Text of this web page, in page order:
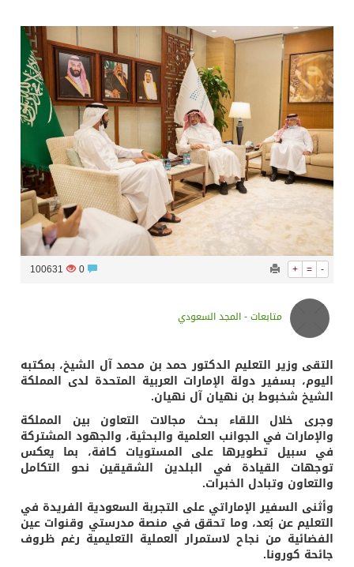
سراة عبيدة ضمن المراكز الأفضل إعلاميا في أجاويد عسير والثاني في مسار الثقافة والتراث
وزارة الحج والعمرة تعلن بدء وصول ضيوف الرحمن إلى المملكة لأداء فريضة الحج
المملكة تؤكد أهمية استمرارية العمليات التشغيلية البحرية وضمان حماية إمدادات الطاقة وسلاسل الإمداد
المحكمة العليا غدٍ الخميس هو المكمل لشهر رمضان
+ = -
100631
متابعات - المجد السعودي
التقى وزير التعليم الدكتور حمد بن محمد آل الشيخ، بمكتبه
اليوم، بسفير دولة الإمارات العربية المتحدة لدى المملكة
الشيخ شخبوط بن نهيان آل نهيان.
وجرى خلال اللقاء بحث مجالات التعاون بين المملكة
والإمارات في الجوانب العلمية والبحثية، والجهود المشتركة
في سبيل تطويرها على المستويات كافة، بما يعكس
توجهات القيادة في البلدين الشقيقين نحو التكامل
والتعاون وتبادل الخبرات.
وأثنى السفير الإماراتي على التجربة السعودية الفريدة في
التعليم عن بُعد، وما تحقق في منصة مدرستي وقنوات عين
الفضائية من نجاح لاستمرار العملية التعليمية رغم ظروف
جائحة كورونا.